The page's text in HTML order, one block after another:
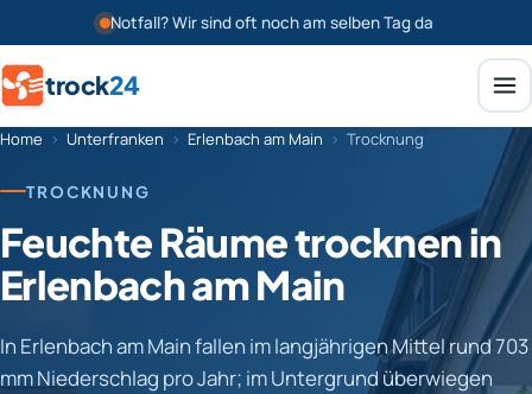
Notfall? Wir sind oft noch am selben Tag da
trock24
Home › Unterfranken › Erlenbach am Main › Trocknung
TROCKNUNG
Feuchte Räume trocknen in
Erlenbach am Main
In Erlenbach am Main fallen im langjährigen Mittel rund 703
mm Niederschlag pro Jahr; im Untergrund überwiegen